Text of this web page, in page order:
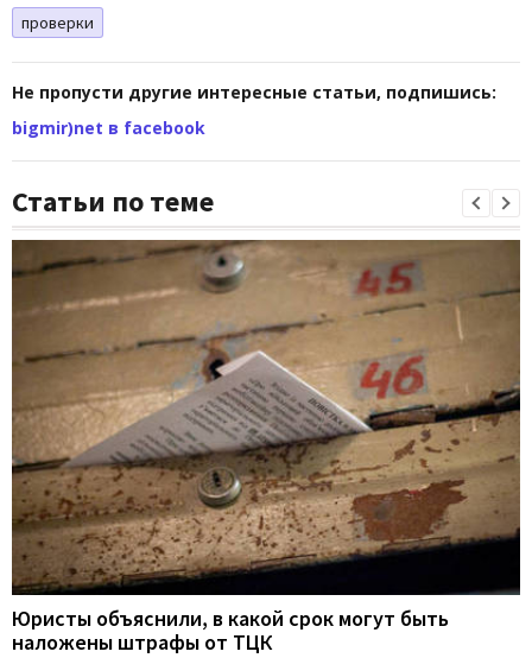
проверки
Не пропусти другие интересные статьи, подпишись:
bigmir)net в facebook
Статьи по теме
Юристы объяснили, в какой срок могут быть
наложены штрафы от ТЦК